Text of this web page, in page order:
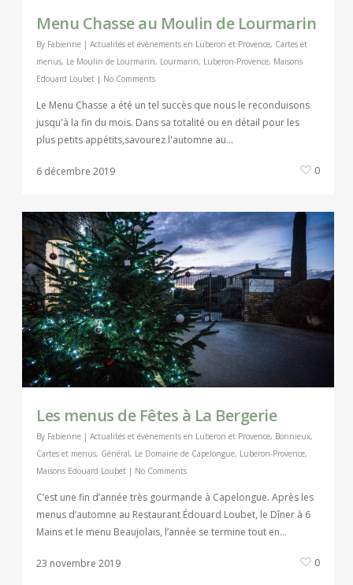
Menu Chasse au Moulin de Lourmarin
By Fabienne | Actualités et évènements en Luberon et Provence, Cartes et
menus, Le Moulin de Lourmarin, Lourmarin, Luberon-Provence, Maisons
Edouard Loubet | No Comments
Le Menu Chasse a été un tel succès que nous le reconduisons
jusqu'à la fin du mois. Dans sa totalité ou en détail pour les
plus petits appétits,savourez l'automne au...
6 décembre 2019 0
Les menus de Fêtes à La Bergerie
By Fabienne | Actualités et évènements en Luberon et Provence, Bonnieux,
Cartes et menus, Général, Le Domaine de Capelongue, Luberon-Provence,
Maisons Edouard Loubet | No Comments
C’est une fin d’année très gourmande à Capelongue. Après les
menus d’automne au Restaurant Édouard Loubet, le Dîner à 6
Mains et le menu Beaujolais, l’année se termine tout en…
23 novembre 2019 0